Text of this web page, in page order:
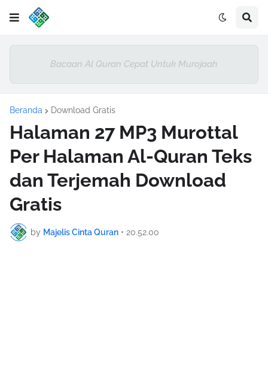
Bacaan Al Quran Cepat Untuk Murojaah
Beranda Download Gratis
Halaman 27 MP3 Murottal
Per Halaman Al-Quran Teks
dan Terjemah Download
Gratis
by Majelis Cinta Quran • 20.52.00